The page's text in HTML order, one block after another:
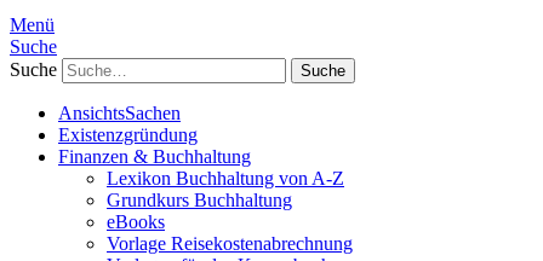
Menü
Suche
Suche
AnsichtsSachen
Existenzgründung
Finanzen & Buchhaltung
Lexikon Buchhaltung von A-Z
Grundkurs Buchhaltung
eBooks
Vorlage Reisekostenabrechnung